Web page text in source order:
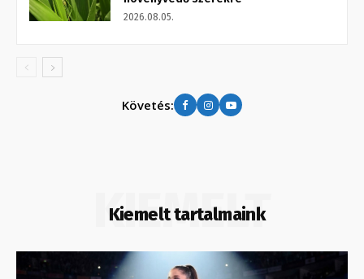
2026.08.05.
Követés:
Kiemelt tartalmaink
KIEMELT